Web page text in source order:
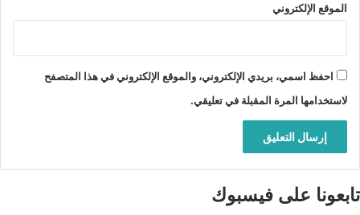
الموقع الإلكتروني
احفظ اسمي، بريدي الإلكتروني، والموقع الإلكتروني في هذا المتصفح
لاستخدامها المرة المقبلة في تعليقي.
تابعونا على فيسبوك